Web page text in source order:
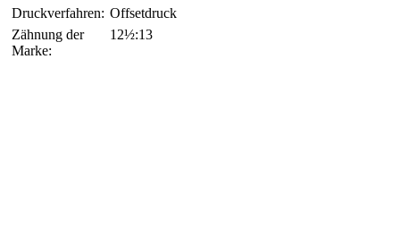
Druckverfahren: Offsetdruck
Zähnung der
Marke:
12½:13